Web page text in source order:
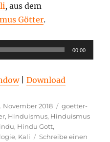
, aus dem
Götter.
00:00
|Download
November 2018 Kategorien
goetter-
, Hinduismus, Hinduismus
, Hindu Gott,
, Kali
Schreibe einen